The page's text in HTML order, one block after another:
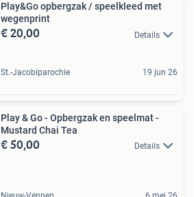
Play&Go opbergzak / speelkleed met
wegenprint
€ 20,00 Details
St.-Jacobiparochie 19 jun 26
Play & Go - Opbergzak en speelmat -
Mustard Chai Tea
€ 50,00 Details